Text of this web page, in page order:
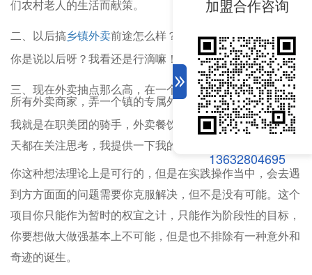
加盟合作咨询
13632804695
们农村老人的生活而献策。
二、以后搞乡镇外卖前途怎么样？
你是说以后呀？我看还是行滴嘛！
三、现在外卖抽点那么高，在一个小镇上是否可以联合镇上
所有外卖商家，弄一个镇的专属外卖app？
我就是在职美团的骑手，外卖餐饮市场的行业发展动态我每
天都在关注思考，我提供一下我的意见，供你参考！
你这种想法理论上是可行的，但是在实践操作当中，会去遇
到方方面面的问题需要你克服解决，但不是没有可能。这个
项目你只能作为暂时的权宜之计，只能作为阶段性的目标，
你要想做大做强基本上不可能，但是也不排除有一种意外和
奇迹的诞生。